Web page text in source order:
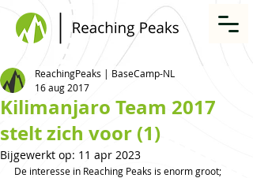
Kilimanjaro Team 2017
stelt zich voor (1)
ReachingPeaks | BaseCamp-NL
16 aug 2017
Bijgewerkt op: 11 apr 2023
De interesse in Reaching Peaks is enorm groot;